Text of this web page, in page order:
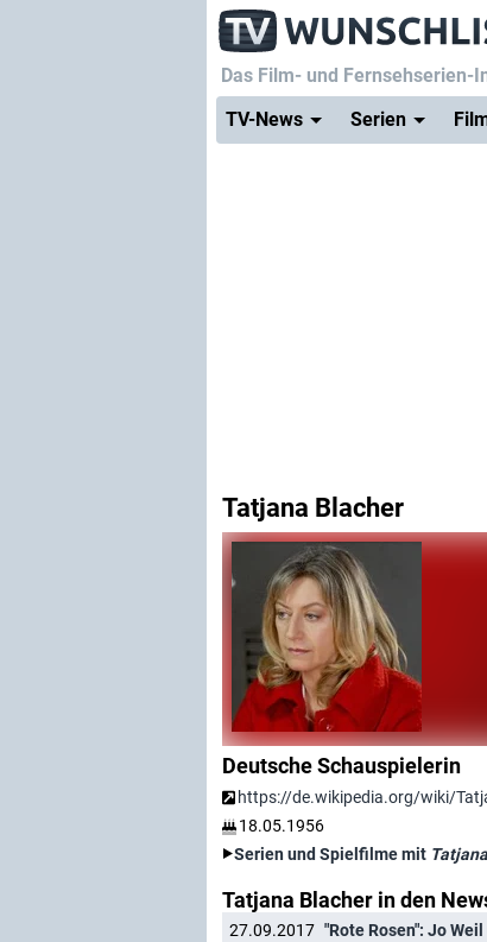
Das Film- und Fernsehserien-
TV-News
Serien
Tatjana Blacher
Deutsche Schauspielerin
https://de.wikipedia.org/wiki/
18.05.1956
Serien und Spielfilme mit
Tatjana Blacher in den
27.09.2017 "Rote Rosen": Jo